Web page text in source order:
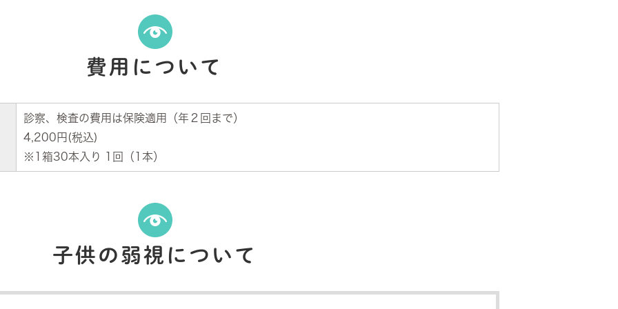
費用について
診察、検査の費用は保険適用（年２回まで）
4,200円(税込)
※1箱30本入り 1回（1本）
子供の弱視について